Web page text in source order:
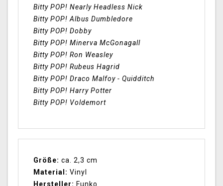
Bitty POP! Nearly Headless Nick
Bitty POP! Albus Dumbledore
Bitty POP! Dobby
Bitty POP! Minerva McGonagall
Bitty POP! Ron Weasley
Bitty POP! Rubeus Hagrid
Bitty POP! Draco Malfoy - Quidditch
Bitty POP! Harry Potter
Bitty POP! Voldemort
Größe: ca. 2,3 cm
Material: Vinyl
Hersteller: Funko